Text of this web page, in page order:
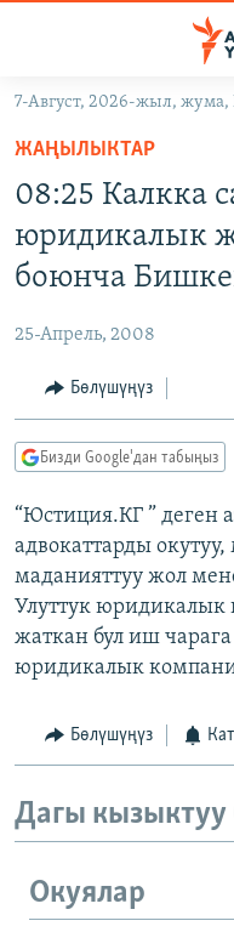
Навигацияга
өтүңүз
салыңыз
МАДАНИЯТ
УКРАИНА
ТВ ПРОГРАММАЛАР
БҮГҮН АЗАТТЫКТА
ДАНИСТЕ
АЗАТТЫК+
ЫҢГАЙСЫЗ СУРООЛОР
ПОДКАСТ
Русский
ОНЛАЙН ШЕРИНЕ
ЭЕ/АРнун бардык
7-Август, 2026-жыл, жума,
ЖАҢЫЛЫКТАР
08:25 Калкка
юридикалык
боюнча
25-Апрель, 2008
Бөлүшүңүз
Бизди Google'дан табыңыз
“Юстиция.КГ ” деген
адвокаттарды
маданияттуу жол
Улуттук
жаткан бул иш
юридикалык
Бөлүшүңүз
Дагы кызыктуу
Окуялар